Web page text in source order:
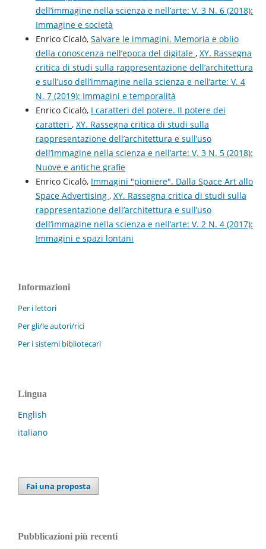
dell’immagine nella scienza e nell’arte: V. 3 N. 6 (2018):
Immagine e società
Enrico Cicalò, Salvare le immagini. Memoria e oblio
della conoscenza nell’epoca del digitale , XY. Rassegna
critica di studi sulla rappresentazione dell’architettura
e sull’uso dell’immagine nella scienza e nell’arte: V. 4
N. 7 (2019): Immagini e temporalità
Enrico Cicalò, I caratteri del potere. Il potere dei
caratteri , XY. Rassegna critica di studi sulla
rappresentazione dell’architettura e sull’uso
dell’immagine nella scienza e nell’arte: V. 3 N. 5 (2018):
Nuove e antiche grafie
Enrico Cicalò, Immagini "pioniere". Dalla Space Art allo
Space Advertising , XY. Rassegna critica di studi sulla
rappresentazione dell’architettura e sull’uso
dell’immagine nella scienza e nell’arte: V. 2 N. 4 (2017):
Immagini e spazi lontani
Informazioni
Per i lettori
Per gli/le autori/rici
Per i sistemi bibliotecari
Lingua
English
italiano
Fai una proposta
Pubblicazioni più recenti